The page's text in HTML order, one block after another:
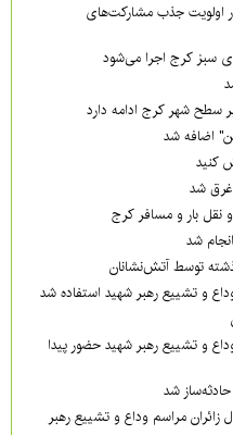
اولویت‌ جذب مشارکت‌های
سبز کرج اجرا می‌شود
سطح شهر کرج ادامه دارد
اضافه شد
کنید
نقل بار و مسافر کرج
شد
و تشییع رهبر شهید استفاده شد
و تشییع رهبر شهید حضور پیدا
شد
زائران مراسم وداع و تشییع رهبر